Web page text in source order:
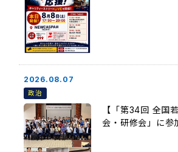
2026.08.07
政治
【「第34回 全国
会・研修会」に参